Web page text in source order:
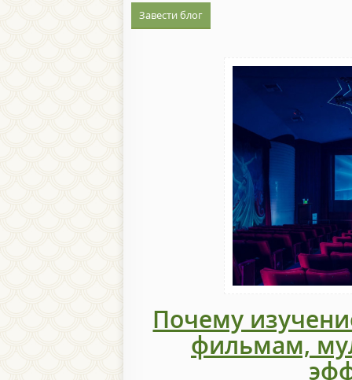
Завести блог
Почему
фильмам,